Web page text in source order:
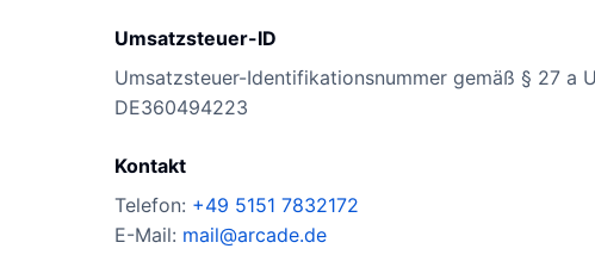
Umsatzsteuer-ID
Umsatzsteuer-Identifikationsnummer gemäß § 27 a
DE360494223
Kontakt
Telefon: +49 5151 7832172
E-Mail: mail@arcade.de